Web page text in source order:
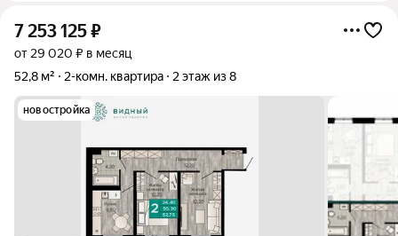
7 253 125₽
от 29 020 ₽ в месяц
52,8 м²
2-комн. квартира 2 этаж из 8
новостройка